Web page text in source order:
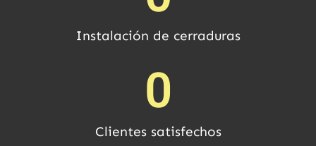
Instalación de cerraduras
Clientes satisfechos
0